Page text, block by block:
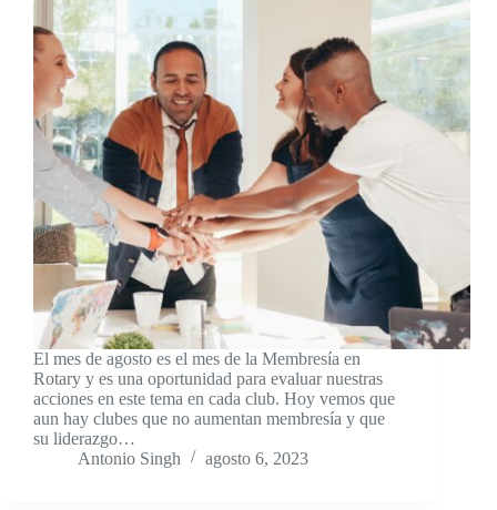
El mes de agosto es el mes de la Membresía en
Rotary y es una oportunidad para evaluar nuestras
acciones en este tema en cada club. Hoy vemos que
aun hay clubes que no aumentan membresía y que
su liderazgo…
Antonio Singh
agosto 6, 2023